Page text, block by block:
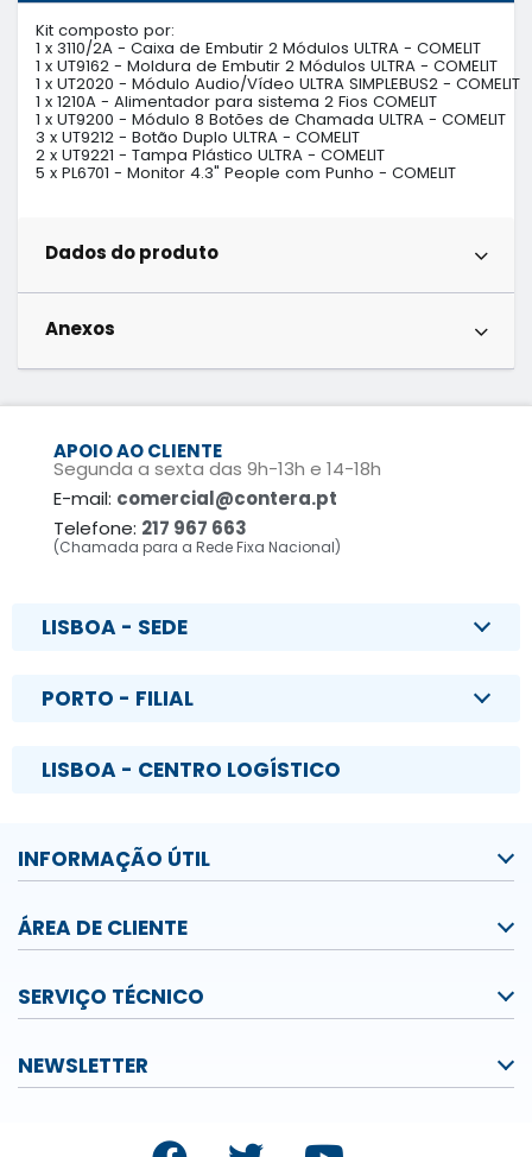
Kit composto por:
1 x 3110/2A - Caixa de Embutir 2 Módulos ULTRA - COMELIT
1 x UT9162 - Moldura de Embutir 2 Módulos ULTRA - COMELIT
1 x UT2020 - Módulo Audio/Vídeo ULTRA SIMPLEBUS2 -
1 x 1210A - Alimentador para sistema 2 Fios COMELIT
1 x UT9200 - Módulo 8 Botões de Chamada ULTRA -
3 x UT9212 - Botão Duplo ULTRA - COMELIT
2 x UT9221 - Tampa Plástico ULTRA - COMELIT
5 x PL6701 - Monitor 4.3" People com Punho - COMELIT
Dados do produto
Anexos
APOIO AO CLIENTE
Segunda a sexta das 9h-13h e 14-18h
E-mail: comercial@contera.pt
Telefone: 217 967 663
(Chamada para a Rede Fixa Nacional)
LISBOA - SEDE
PORTO - FILIAL
LISBOA - CENTRO LOGÍSTICO
INFORMAÇÃO ÚTIL
ÁREA DE CLIENTE
SERVIÇO TÉCNICO
NEWSLETTER